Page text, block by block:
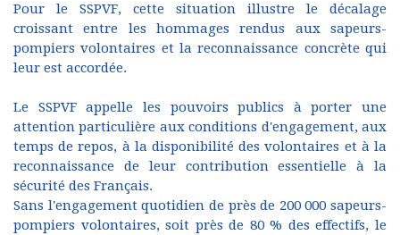
Pour le SSPVF, cette situation illustre le décalage
croissant entre les hommages rendus aux sapeurs-
pompiers volontaires et la reconnaissance concrète qui
leur est accordée.
Le SSPVF appelle les pouvoirs publics à porter une
attention particulière aux conditions d'engagement, aux
temps de repos, à la disponibilité des volontaires et à la
reconnaissance de leur contribution essentielle à la
sécurité des Français.
Sans l'engagement quotidien de près de 200 000 sapeurs-
pompiers volontaires, soit près de 80 % des effectifs, le